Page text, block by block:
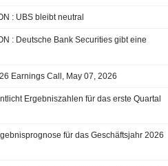
WILLSCOT HOLDINGS CORPORATION : UBS bleibt neutral
eine
Earnings Call, May 07, 2026
Ergebniszahlen für das erste Quartal
für das Geschäftsjahr 2026